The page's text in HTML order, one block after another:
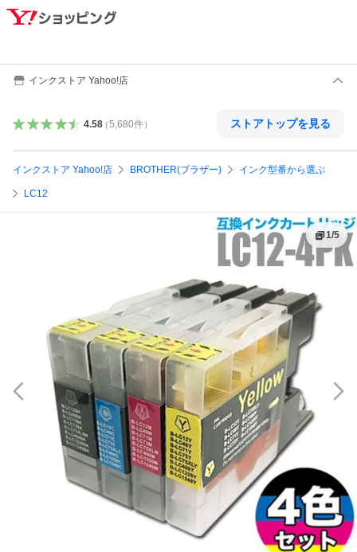
インクストア Yahoo!店
4.58（5,680件） ストアトップを見る
インクストア Yahoo!店 BROTHER(ブラザー) インク型番から選ぶ
LC12
1/5